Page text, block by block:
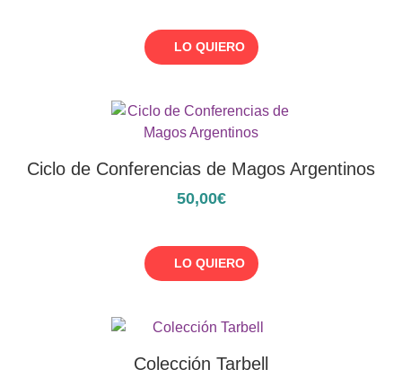
LO QUIERO
Ciclo de Conferencias de Magos Argentinos
50,00€
LO QUIERO
Colección Tarbell